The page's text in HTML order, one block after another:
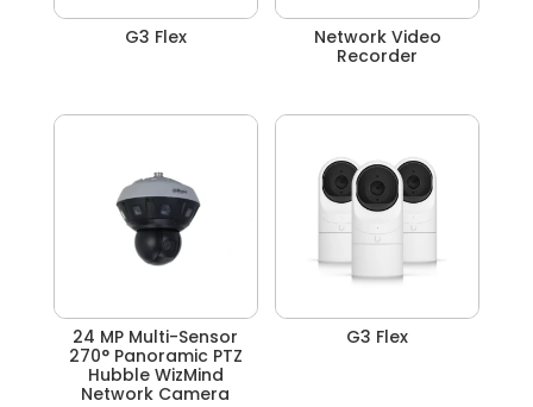
G3 Flex
Network Video
Recorder
24 MP Multi-Sensor
270° Panoramic PTZ
Hubble WizMind
Network Camera
G3 Flex